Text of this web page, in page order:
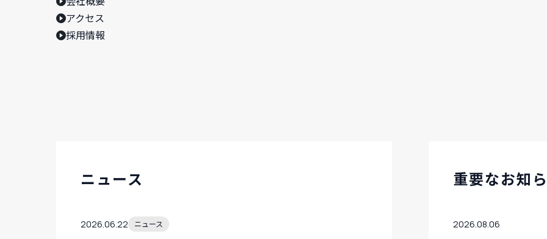
アクセス
採用情報
ニュース
2026.06.22 ニュース
重要なお知
2026.08.06